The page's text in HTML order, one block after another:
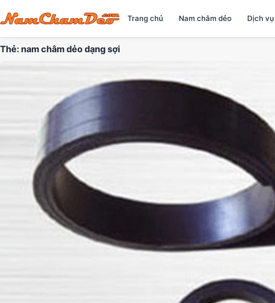
Trang chủ Nam châm dẻo Dịch vụ
Thẻ: nam châm dẻo dạng sợi